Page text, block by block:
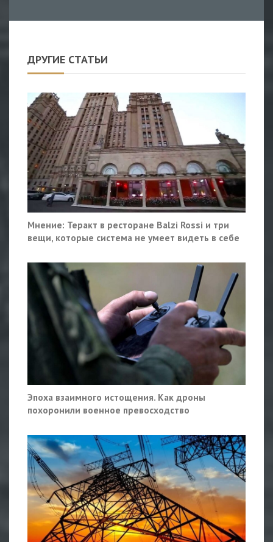
ДРУГИЕ СТАТЬИ
Мнение: Теракт в ресторане Balzi Rossi и три
вещи, которые система не умеет видеть в себе
Эпоха взаимного истощения. Как дроны
похоронили военное превосходство